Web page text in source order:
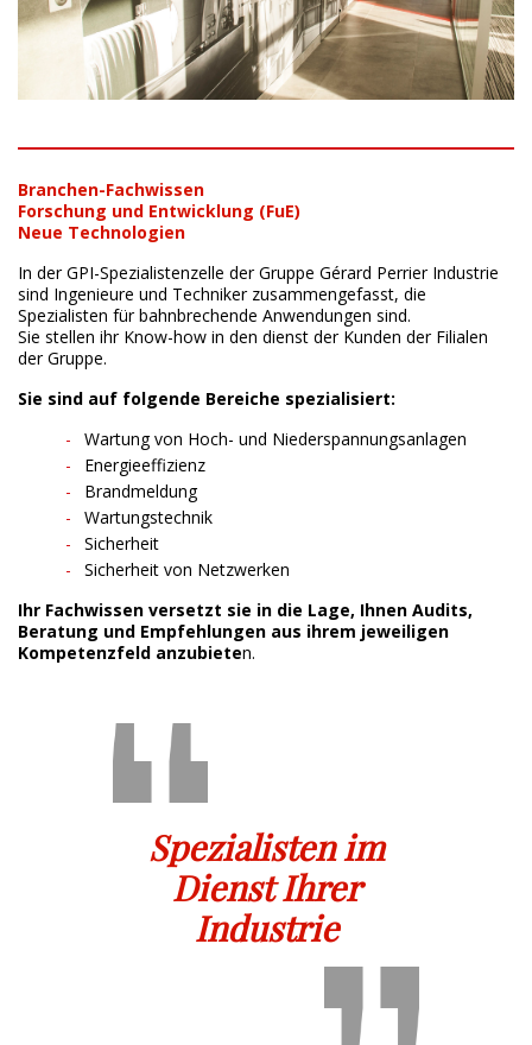
Branchen-Fachwissen
Forschung und Entwicklung (FuE)
Neue Technologien
In der GPI-Spezialistenzelle der Gruppe Gérard Perrier Industrie
sind Ingenieure und Techniker zusammengefasst, die
Spezialisten für bahnbrechende Anwendungen sind.
Sie stellen ihr Know-how in den dienst der Kunden der Filialen
der Gruppe.
Sie sind auf folgende Bereiche spezialisiert:
Wartung von Hoch- und Niederspannungsanlagen
Energieeffizienz
Brandmeldung
Wartungstechnik
Sicherheit
Sicherheit von Netzwerken
Ihr Fachwissen versetzt sie in die Lage, Ihnen Audits,
Beratung und Empfehlungen aus ihrem jeweiligen
Kompetenzfeld anzubieten.
Spezialisten im
Dienst Ihrer
Industrie